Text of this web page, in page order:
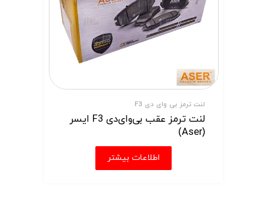
لنت ترمز بی وای دی F3
لنت ترمز عقب بی‌وای‌دی F3 ایسر
(Aser)
اطلاعات بیشتر